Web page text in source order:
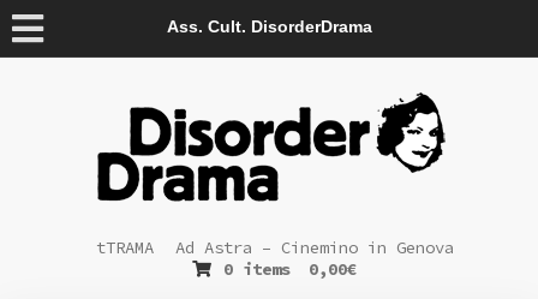
Ass. Cult. DisorderDrama
tTRAMA
Ad Astra – Cinemino in Genova
0 items
0,00€